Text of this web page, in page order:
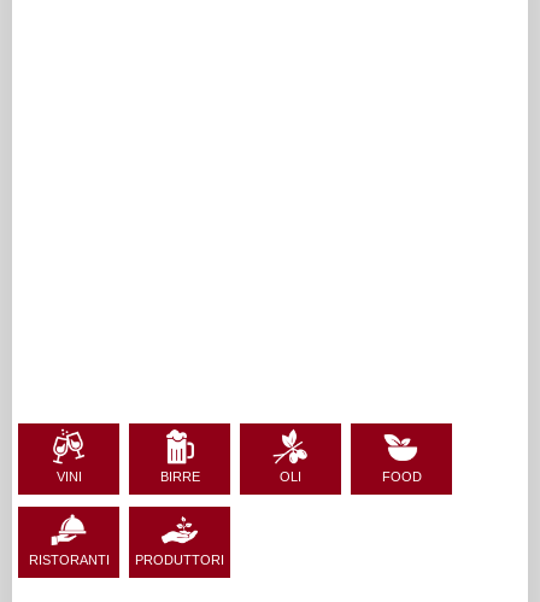
VINI BIRRE OLI FOOD
RISTORANTI PRODUTTORI